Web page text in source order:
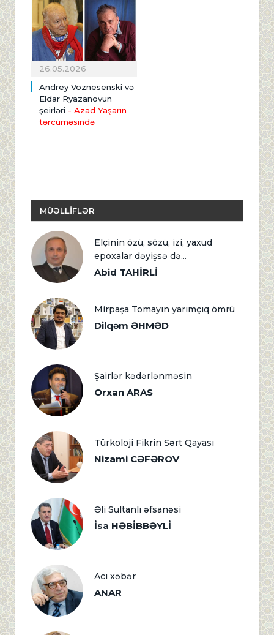
26.05.2026
Andrey Voznesenski və
Eldar Ryazanovun
şeirləri - Azad Yaşarın
tərcüməsində
MÜƏLLİFLƏR
Elçinin özü, sözü, izi, yaxud
epoxalar dəyişsə də...
Abid TAHİRLİ
Mirpaşa Tomayın yarımçıq ömrü
Dilqəm ƏHMƏD
Şairlər kədərlənməsin
Orxan ARAS
Türkoloji Fikrin Sərt Qayası
Nizami CƏFƏROV
Əli Sultanlı əfsanəsi
İsa HƏBİBBƏYLİ
Acı xəbər
ANAR